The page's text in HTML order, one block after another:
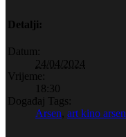
Detalji:
Datum:
24/04/2024
Vrijeme:
18:30
Događaj Tags:
Arsen, art kino arsen